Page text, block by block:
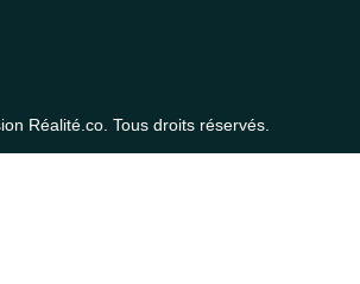
Réalité.co. Tous droits réservés.